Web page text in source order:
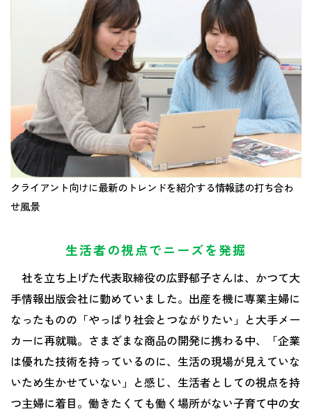
クライアント向けに最新のトレンドを紹介する情報誌の打ち合わ
せ風景
生活者の視点でニーズを発掘
社を立ち上げた代表取締役の広野郁子さんは、かつて大
手情報出版会社に勤めていました。出産を機に専業主婦に
なったものの「やっぱり社会とつながりたい」と大手メー
カーに再就職。さまざまな商品の開発に携わる中、「企業
は優れた技術を持っているのに、生活の現場が見えていな
いため生かせていない」と感じ、生活者としての視点を持
つ主婦に着目。働きたくても働く場所がない子育て中の女